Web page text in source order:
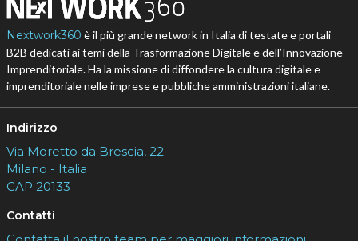
Nextwork360 è il più grande network in Italia di testate e portali
B2B dedicati ai temi della Trasformazione Digitale e dell’Innovazione
Imprenditoriale. Ha la missione di diffondere la cultura digitale e
imprenditoriale nelle imprese e pubbliche amministrazioni italiane.
Indirizzo
Via Moretto da Brescia, 22
Milano - Italia
CAP 20133
Contatti